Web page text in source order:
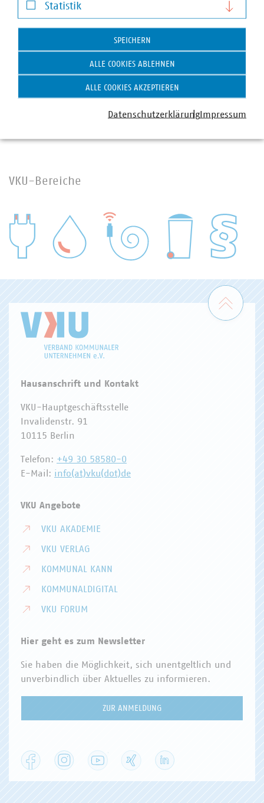
Silvia Gietkowski
Fachgebietsleiterin Nachhaltige Mobilität
gietkowski(at)vku(dot)de
VKU-Bereiche
WASSER/ABWASSER
Zum
Hausanschrift und Kontakt
VKU-Hauptgeschäftsstelle
Invalidenstr. 91
10115 Berlin
Telefon: +49 30 58580-0
E-Mail: info(at)vku(dot)de
VKU Angebote
VKU AKADEMIE
VKU VERLAG
KOMMUNAL KANN
KOMMUNALDIGITAL
VKU FORUM
Hier geht es zum Newsletter
Sie haben die Möglichkeit, sich unentgeltlich und
unverbindlich über Aktuelles zu informieren.
ZUR ANMELDUNG
Facebook Instagram YouTube
Statistik
Statistik
SPEICHERN
ALLE COOKIES ABLEHNEN
ALLE COOKIES AKZEPTIEREN
DatenschutzerklärungImpressum